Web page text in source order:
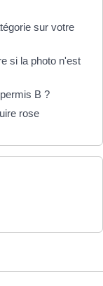
sur votre
si la photo n'est
B ?
rose